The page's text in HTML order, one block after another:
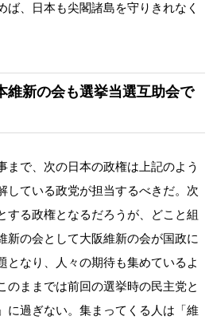
ば、日本も尖閣諸島を守りきれなく
維新の会も選挙当選互助会で
で、次の日本の政権は上記のよう
している政党が担当するべきだ。次
する政権となるだろうが、どこと組
新の会として大阪維新の会が国政に
となり、人々の期待も集めているよ
のままでは前回の選挙時の民主党と
に過ぎない。集まってくる人は「維